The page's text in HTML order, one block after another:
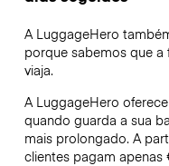
A LuggageHero
porque sabemos que a
viaja.
A LuggageHero
quando guarda a sua
mais prolongado. A
clientes pagam apenas